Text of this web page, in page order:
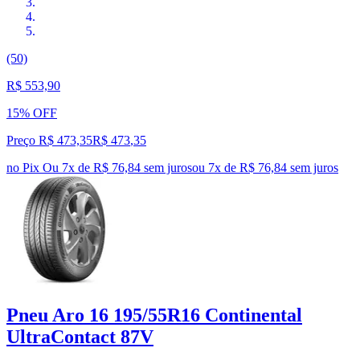
(50)
R$ 553,90
15% OFF
Preço R$ 473,35R$ 473,35
no Pix Ou 7x de R$ 76,84 sem jurosou 7x de R$ 76,84 sem juros
Pneu Aro 16 195/55R16 Continental
UltraContact 87V